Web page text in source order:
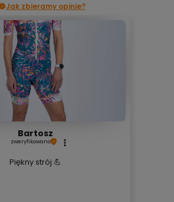
Jak zbieramy opinie?
Bartosz
zweryfikowano
Piękny strój 💪